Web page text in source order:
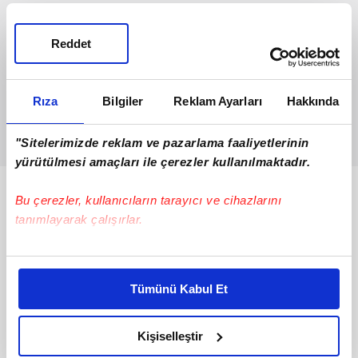
Rıza Bilgiler Reklam Ayarları Hakkında
"Sitelerimizde reklam ve pazarlama faaliyetlerinin
yürütülmesi amaçları ile çerezler kullanılmaktadır.
Bu çerezler, kullanıcıların tarayıcı ve cihazlarını
tanımlayarak çalışırlar.
Bu çerezlere izin vermeniz halinde sizlere özel
daha iyi reklam deneyimi yaşatabiliriz. Bunu yaparken
amacımızın size daha iyi bir reklam deneyimi sunmak
olduğunu ve sizlere en iyi içerikleri sunabilmek adına
elimizden gelen çabayı gösterdiğimizi ve bu noktada,
Tümünü Kabul Et
Kişiselleştir
Reddet
Bunlar da Var